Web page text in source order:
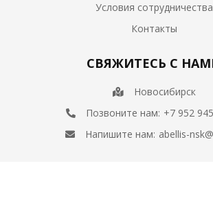
Условия сотрудничества
Контакты
СВЯЖИТЕСЬ С
Новосибирск
Позвоните нам: +7 952
Напишите нам: abellis-